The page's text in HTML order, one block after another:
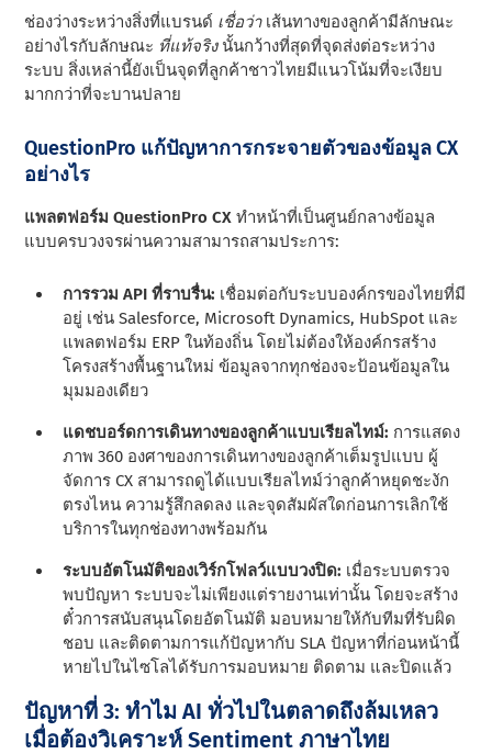
ช่องว่างระหว่างสิ่งที่แบรนด์ เชื่อว่าเส้นทางของลูกค้ามีลักษณะ
อย่างไรกับลักษณะ ที่แท้จริงนั้นกว้างที่สุดที่จุดส่งต่อระหว่าง
ระบบ สิ่งเหล่านี้ยังเป็นจุดที่ลูกค้าชาวไทยมีแนวโน้มที่จะเงียบ
มากกว่าที่จะบานปลาย
QuestionPro แก้ปัญหาการกระจายตัวของข้อมูล CX
อย่างไร
แพลตฟอร์ม QuestionPro CX ทําหน้าที่เป็นศูนย์กลางข้อมูล
แบบครบวงจรผ่านความสามารถสามประการ:
การรวม API ที่ราบรื่น: เชื่อมต่อกับระบบองค์กรของไทยที่มี
อยู่ เช่น Salesforce, Microsoft Dynamics, HubSpot และ
แพลตฟอร์ม ERP ในท้องถิ่น โดยไม่ต้องให้องค์กรสร้าง
โครงสร้างพื้นฐานใหม่ ข้อมูลจากทุกช่องจะป้อนข้อมูลใน
มุมมองเดียว
แดชบอร์ดการเดินทางของลูกค้าแบบเรียลไทม์: การแสดง
ภาพ 360 องศาของการเดินทางของลูกค้าเต็มรูปแบบ ผู้
จัดการ CX สามารถดูได้แบบเรียลไทม์ว่าลูกค้าหยุดชะงัก
ตรงไหน ความรู้สึกลดลง และจุดสัมผัสใดก่อนการเลิกใช้
บริการในทุกช่องทางพร้อมกัน
ระบบอัตโนมัติของเวิร์กโฟลว์แบบวงปิด: เมื่อระบบตรวจ
พบปัญหา ระบบจะไม่เพียงแต่รายงานเท่านั้น โดยจะสร้าง
ตั๋วการสนับสนุนโดยอัตโนมัติ มอบหมายให้กับทีมที่รับผิด
ชอบ และติดตามการแก้ปัญหากับ SLA ปัญหาที่ก่อนหน้านี้
หายไปในไซโลได้รับการมอบหมาย ติดตาม และปิดแล้ว
ปัญหาที่ 3: ทำไม AI ทั่วไปในตลาดถึงล้มเหลว
เมื่อต้องวิเคราะห์ Sentiment ภาษาไทย